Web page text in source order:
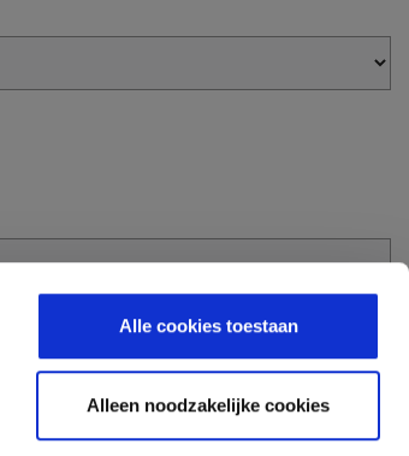
Alle cookies toestaan
Alleen noodzakelijke cookies